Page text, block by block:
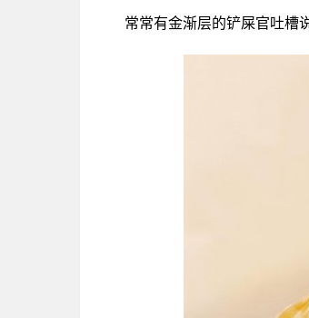
常常有金渐层的铲屎官吐槽